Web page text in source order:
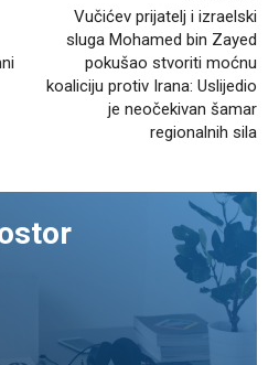
Vučićev prijatelj i izraelski
sluga Mohamed bin Zayed
pokušao stvoriti moćnu
koaliciju protiv Irana: Uslijedio
je neočekivan šamar
regionalnih sila